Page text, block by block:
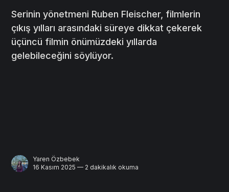
Serinin yönetmeni Ruben Fleischer, filmlerin
çıkış yılları arasındaki süreye dikkat çekerek
üçüncü filmin önümüzdeki yıllarda
gelebileceğini söylüyor.
Yaren Özbebek
16 Kasım 2025 — 2 dakikalık okuma